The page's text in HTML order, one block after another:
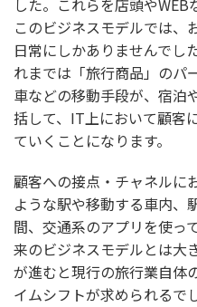
した。これらを店頭やWEB
このビジネスモデルでは、
日常にしかありませんでし
れまでは「旅行商品」のパ
車などの移動手段が、宿泊
括して、IT上において顧客
ていくことになります。
顧客への接点・チャネルに
ような駅や移動する車内、
間、交通系のアプリを使っ
来のビジネスモデルとは大
が進むと現行の旅行業自体
イムシフトが求められるで